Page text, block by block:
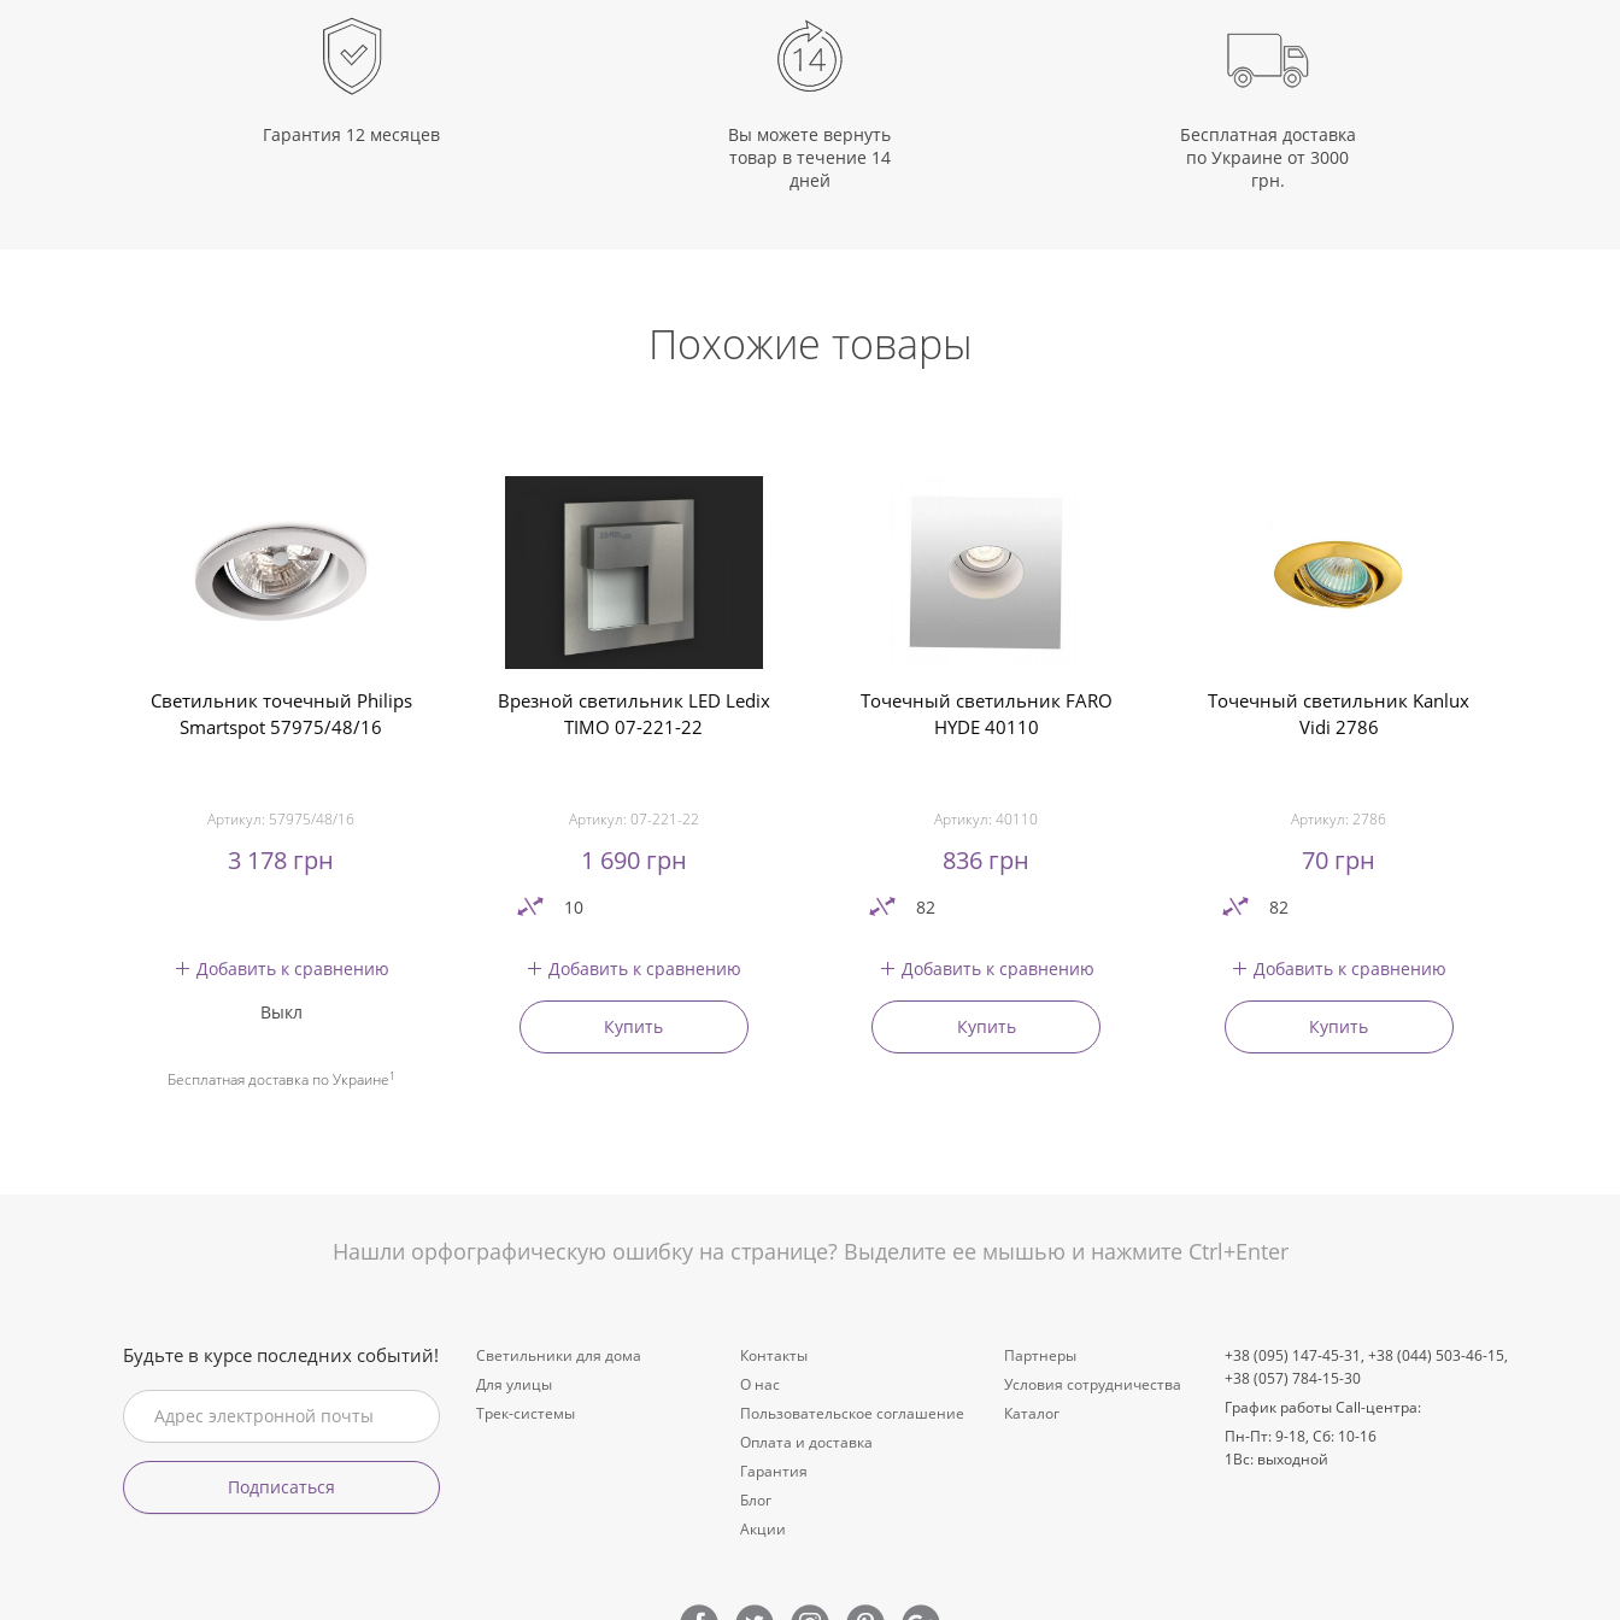
Гарантия 12 месяцев
Вы можете вернуть
товар в течение 14
дней
Бесплатная доставка
по Украине от 3000
грн.
Похожие товары
Светильник точечный Philips
Smartspot 57975/48/16
Артикул: 57975/48/16
3 178 грн
Добавить к сравнению
Выкл
Бесплатная доставка по Украине1
Врезной светильник LED Ledix
TIMO 07-221-22
Артикул: 07-221-22
1 690 грн
10
Добавить к сравнению
Купить
Точечный светильник FARO
HYDE 40110
Артикул:40110
836 грн
82
Добавить к сравнению
Купить
Точечный светильник Kanlux
Vidi 2786
Артикул:2786
70 грн
82
Добавить к сравнению
Купить
Нашли орфографическую ошибку на странице? Выделите ее мышью и нажмите Ctrl+Enter
Будьте в курсе последних событий!
Подписаться
Светильники для дома
Для улицы
Трек-системы
Контакты
О нас
Пользовательское соглашение
Оплата и доставка
Гарантия
Блог
Акции
Партнеры
Условия сотрудничества
Каталог
+38 (095) 147-45-31, +38 (044) 503-46-15,
+38 (057) 784-15-30
График работы Call-центра:
Пн-Пт: 9-18, Сб: 10-16
1Вс: выходной